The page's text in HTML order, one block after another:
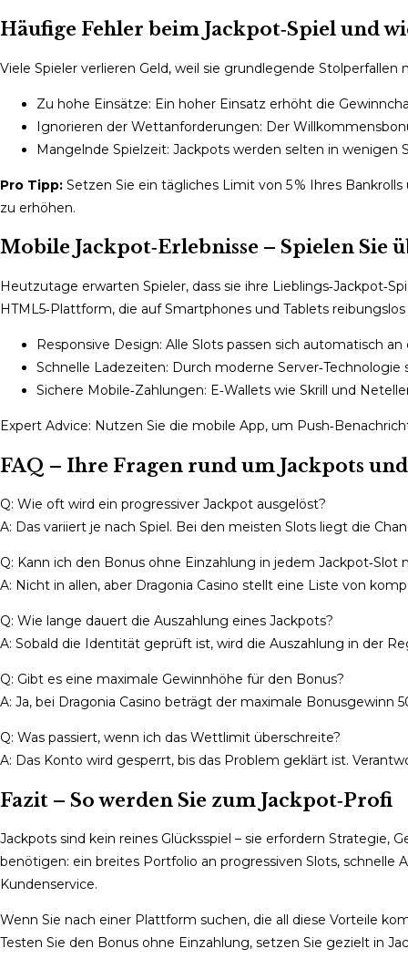
Häufige Fehler beim Jackpot‑Spiel und
Viele Spieler verlieren Geld, weil sie grundlegende Stolperfallen
Zu hohe Einsätze: Ein hoher Einsatz erhöht die
Ignorieren der Wettanforderungen: Der
Mangelnde Spielzeit: Jackpots werden selten in wenigen
Pro Tipp: Setzen Sie ein tägliches Limit von 5 % Ihres
zu erhöhen.
Mobile Jackpot‑Erlebnisse – Spielen Sie
Heutzutage erwarten Spieler, dass sie ihre
HTML5‑Plattform, die auf Smartphones und Tablets
Responsive Design: Alle Slots passen sich automatisch
Schnelle Ladezeiten: Durch moderne Server‑Technologie
Sichere Mobile‑Zahlungen: E‑Wallets wie Skrill und
Expert Advice: Nutzen Sie die mobile App, um
FAQ – Ihre Fragen rund um Jackpots
Q: Wie oft wird ein progressiver Jackpot ausgelöst?
A: Das variiert je nach Spiel. Bei den meisten Slots liegt die
Q: Kann ich den Bonus ohne Einzahlung in jedem Jackpot‑Slot
A: Nicht in allen, aber Dragonia Casino stellt eine Liste von
Q: Wie lange dauert die Auszahlung eines Jackpots?
A: Sobald die Identität geprüft ist, wird die Auszahlung in der
Q: Gibt es eine maximale Gewinnhöhe für den Bonus?
A: Ja, bei Dragonia Casino beträgt der maximale
Q: Was passiert, wenn ich das Wettlimit überschreite?
A: Das Konto wird gesperrt, bis das Problem geklärt ist.
Fazit – So werden Sie zum Jackpot‑Profi
Jackpots sind kein reines Glücksspiel – sie erfordern Strategie,
benötigen: ein breites Portfolio an progressiven Slots,
Kundenservice.
Wenn Sie nach einer Plattform suchen, die all diese Vorteile
Testen Sie den Bonus ohne Einzahlung, setzen Sie gezielt in